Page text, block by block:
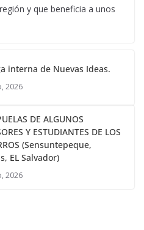
y que beneficia a unos
interna de Nuevas Ideas.
2026
DE ALGUNOS
Y ESTUDIANTES DE LOS
(Sensuntepeque,
EL Salvador)
2026